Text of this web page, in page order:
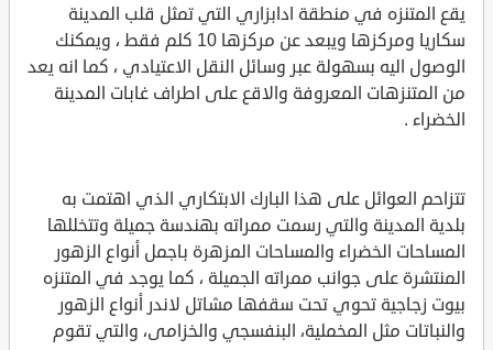
يقع المتنزه في منطقة ادابزاري التي تمثل قلب المدينة
سكاريا ومركزها ويبعد عن مركزها 10 كلم فقط ، ويمكنك
الوصول اليه بسهولة عبر وسائل النقل الاعتيادي ، كما انه يعد
من المتنزهات المعروفة والاقع على اطراف غابات المدينة
الخضراء .
تتزاحم العوائل على هذا البارك الابتكاري الذي اهتمت به
بلدية المدينة والتي رسمت ممراته بهندسة جميلة وتتخللها
المساحات الخضراء والمساحات المزهرة باجمل أنواع الزهور
المنتشرة على جوانب ممراته الجميلة ، كما يوجد في المتنزه
بيوت زجاجية تحوي تحت سقفها مشاتل لاندر أنواع الزهور
والنباتات مثل المخملية، البنفسجي والخزامى، والتي تقوم